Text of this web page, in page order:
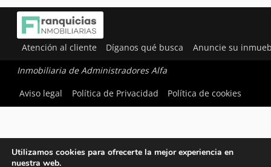
Atención al cliente Díganos qué busca Anuncie su
Inmobiliaria de Administradores Alfa
Aviso legal
Política de Privacidad Política de cookies
Utilizamos cookies para ofrecerte la mejor experiencia en
nuestra web.